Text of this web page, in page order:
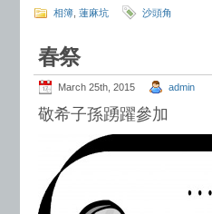
相簿 蓮麻坑 沙頭角
春祭
March 25th, 2015 admin
敬希子孫踴躍參加